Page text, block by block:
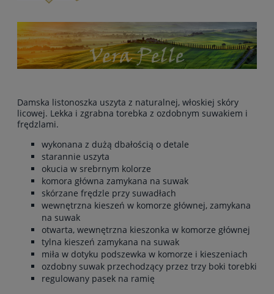
Damska listonoszka uszyta z naturalnej, włoskiej skóry
licowej. Lekka i zgrabna torebka z ozdobnym suwakiem i
frędzlami.
wykonana z dużą dbałością o detale
starannie uszyta
okucia w srebrnym kolorze
komora główna zamykana na suwak
skórzane frędzle przy suwadłach
wewnętrzna kieszeń w komorze głównej, zamykana
na suwak
otwarta, wewnętrzna kieszonka w komorze głównej
tylna kieszeń zamykana na suwak
miła w dotyku podszewka w komorze i kieszeniach
ozdobny suwak przechodzący przez trzy boki torebki
regulowany pasek na ramię